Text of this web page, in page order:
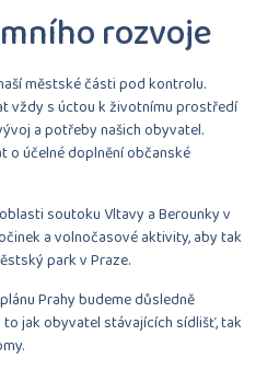
rozvoje
městské části pod kontrolu.
vždy s úctou k životnímu prostředí
a potřeby našich obyvatel.
o účelné doplnění občanské
soutoku Vltavy a Berounky v
a volnočasové aktivity, aby tak
park v Praze.
Prahy budeme důsledně
jak obyvatel stávajících sídlišť, tak